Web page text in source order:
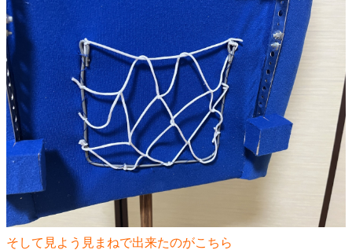
そして見よう見まねで出来たのがこちら